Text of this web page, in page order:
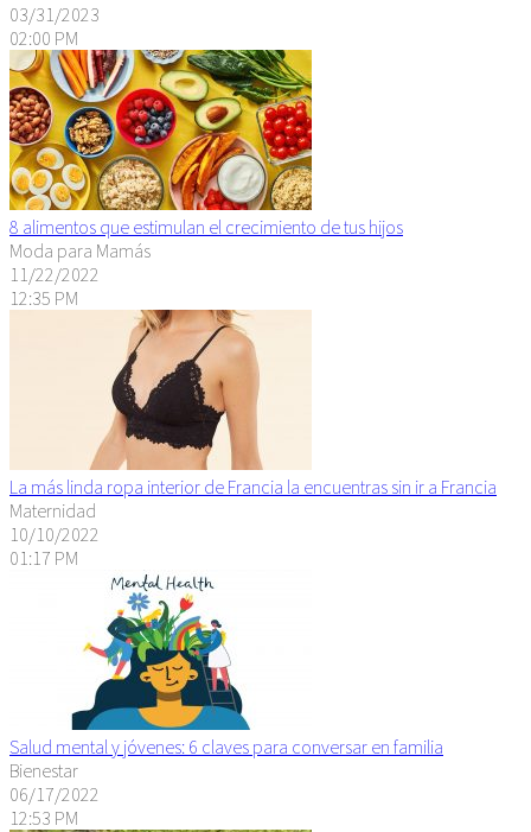
03/31/2023
02:00 PM
8 alimentos que estimulan el crecimiento de tus hijos
Moda para Mamás
11/22/2022
12:35 PM
La más linda ropa interior de Francia la encuentras sin ir a Francia
Maternidad
10/10/2022
01:17 PM
Salud mental y jóvenes: 6 claves para conversar en familia
Bienestar
06/17/2022
12:53 PM